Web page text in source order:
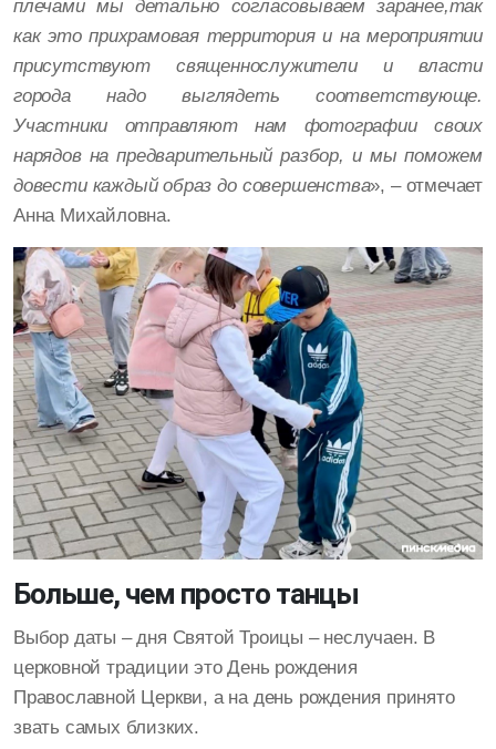
плечами мы детально согласовываем заранее,так
как это прихрамовая территория и на мероприятии
присутствуют священнослужители и власти
города надо выглядеть соответствующе.
Участники отправляют нам фотографии своих
нарядов на предварительный разбор, и мы поможем
довести каждый образ до совершенства», – отмечает
Анна Михайловна.
Больше, чем просто танцы
Выбор даты – дня Святой Троицы – неслучаен. В
церковной традиции это День рождения
Православной Церкви, а на день рождения принято
звать самых близких.